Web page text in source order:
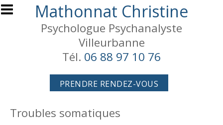
Aller au contenu principal
Mathonnat Christine
Psychologue Psychanalyste
Villeurbanne
Tél. 06 88 97 10 76
PRENDRE RENDEZ-VOUS
Troubles somatiques